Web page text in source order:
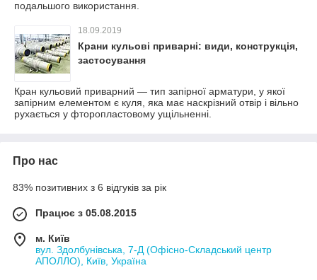
подальшого використання.
18.09.2019
Крани кульові приварні: види, конструкція,
застосування
Кран кульовий приварний — тип запірної арматури, у якої
запірним елементом є куля, яка має наскрізний отвір і вільно
рухається у фторопластовому ущільненні.
Про нас
83% позитивних з 6 відгуків за рік
Працює з 05.08.2015
м. Київ
вул. Здолбунівська, 7-Д (Офісно-Складський центр
АПОЛЛО), Київ, Україна